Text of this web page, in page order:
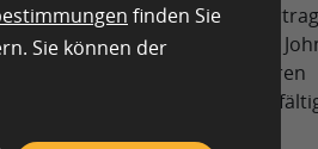
etablierten Experten
Der Longitude Prize ging an
mit Hilfe extrem genauer Uhren
und zeigte damit, wie
finden Sie
Sie können der